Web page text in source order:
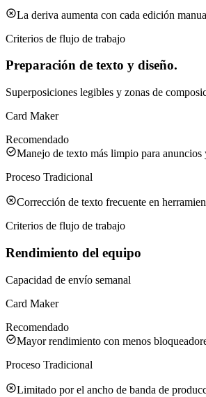
La deriva aumenta con cada edición
Criterios de flujo de trabajo
Preparación de texto y diseño.
Superposiciones legibles y zonas de
Card Maker
Recomendado
Manejo de texto más limpio para anuncios
Proceso Tradicional
Corrección de texto frecuente en
Criterios de flujo de trabajo
Rendimiento del equipo
Capacidad de envío semanal
Card Maker
Recomendado
Mayor rendimiento con menos
Proceso Tradicional
Limitado por el ancho de banda de